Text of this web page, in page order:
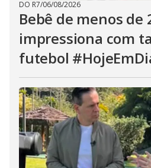
DO R7/06/08/2026
Bebê de menos de
impressiona com
futebol